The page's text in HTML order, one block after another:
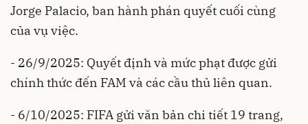
Jorge Palacio, ban hành phán quyết cuối cùng
của vụ việc.
- 26/9/2025: Quyết định và mức phạt được gửi
chính thức đến FAM và các cầu thủ liên quan.
- 6/10/2025: FIFA gửi văn bản chi tiết 19 trang,